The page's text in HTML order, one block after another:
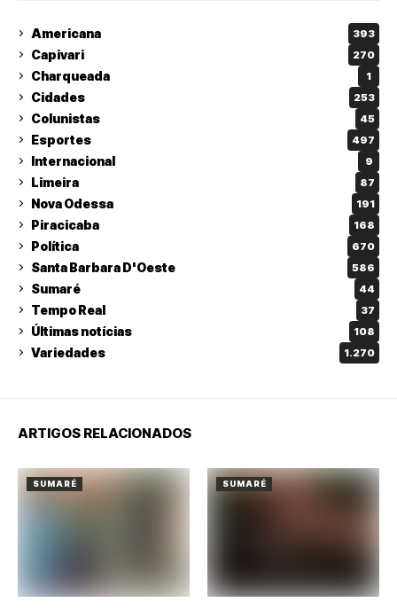
Americana 393
Capivari 270
Charqueada 1
Cidades 253
Colunistas 45
Esportes 497
Internacional 9
Limeira 87
Nova Odessa 191
Piracicaba 168
Política 670
Santa Barbara D'Oeste 586
Sumaré 44
Tempo Real 37
Últimas notícias 108
Variedades 1.270
ARTIGOS RELACIONADOS
SUMARÉ SUMARÉ